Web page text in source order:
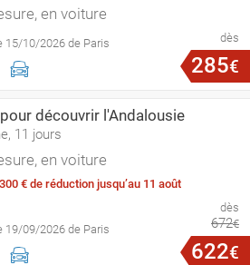
en voiture
15/10/2026 de Paris dès
285€
découvrir l'Andalousie
11 jours
en voiture
€ de réduction jusqu’au 11 août
19/09/2026 de Paris
dès
672€
622€